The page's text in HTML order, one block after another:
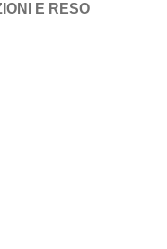
E RESO